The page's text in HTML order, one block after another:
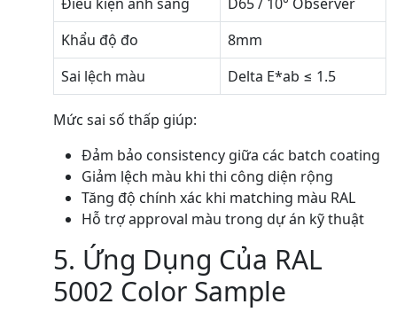
Khẩu độ đo
8mm
Sai lệch màu
Delta E*ab ≤ 1.5
Mức sai số thấp giúp:
Đảm bảo consistency giữa các batch coating
Giảm lệch màu khi thi công diện rộng
Tăng độ chính xác khi matching màu RAL
Hỗ trợ approval màu trong dự án kỹ thuật
5. Ứng Dụng Của RAL
5002 Color Sample